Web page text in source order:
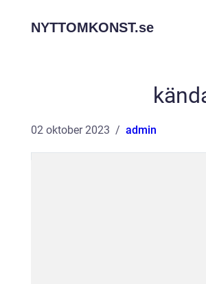
NYTTOMKONST.se
02 oktober 2023 admin